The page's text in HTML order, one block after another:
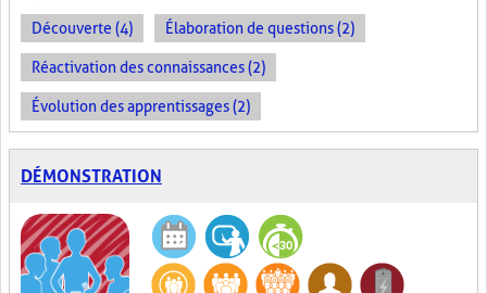
Découverte (4) Élaboration de questions (2)
Réactivation des connaissances (2)
Évolution des apprentissages (2)
DÉMONSTRATION